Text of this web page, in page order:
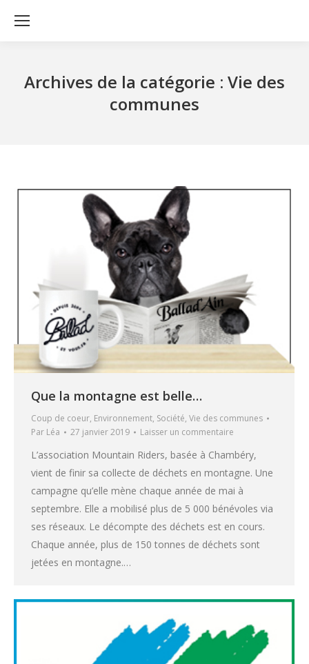
Archives de la catégorie : Vie des
communes
Que la montagne est belle…
Coup de coeur, Environnement, Société, Vie des communes
Par Léa 27 janvier 2019 Laisser un commentaire
L’association Mountain Riders, basée à Chambéry,
vient de finir sa collecte de déchets en montagne. Une
campagne qu’elle mène chaque année de mai à
septembre. Elle a mobilisé plus de 5 000 bénévoles via
ses réseaux. Le décompte des déchets est en cours.
Chaque année, plus de 150 tonnes de déchets sont
jetées en montagne.…